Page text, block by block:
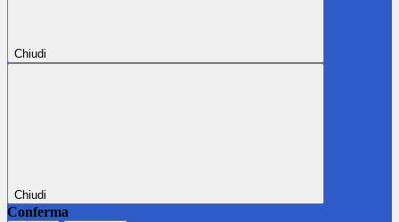
Chiudi
Chiudi
Conferma